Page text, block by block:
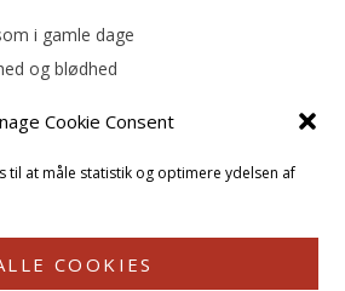
Cookie Consent
til at måle statistik og optimere ydelsen af
COOKIES
i gamle dage
og blødhed
i munden